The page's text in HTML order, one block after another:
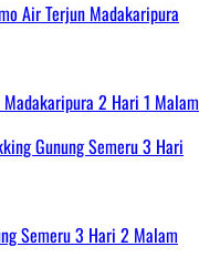
2 Hari 1 Malam
Semeru 3 Hari 2 Malam